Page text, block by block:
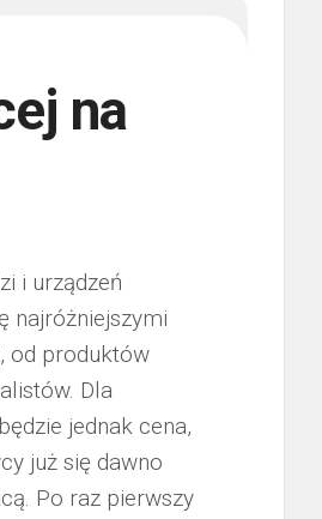
na
i urządzeń
najróżniejszymi
od produktów
Dla
jednak cena,
już się dawno
Po raz pierwszy